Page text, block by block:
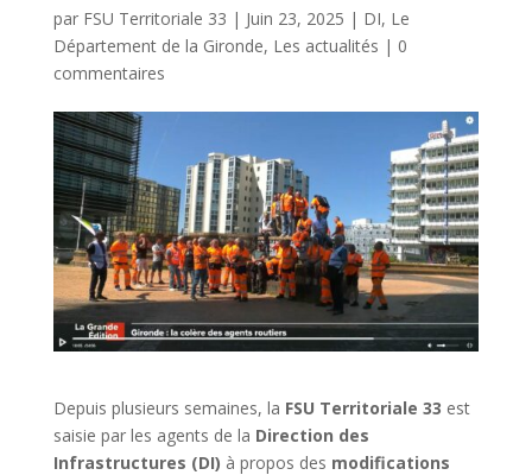
par FSU Territoriale 33 | Juin 23, 2025 | DI, Le
Département de la Gironde, Les actualités | 0
commentaires
Depuis plusieurs semaines, la FSU Territoriale 33 est
saisie par les agents de la Direction des
Infrastructures (DI) à propos des modifications